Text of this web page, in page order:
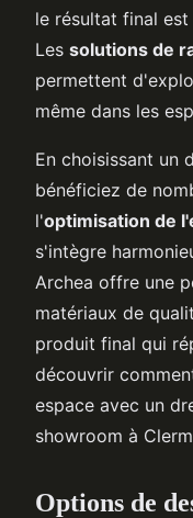
le résultat final
Les solutions de
permettent
même dans les
En choisissant un
bénéficiez de
l'optimisation de
s'intègre
Archea offre une
matériaux de
produit final qui
découvrir
espace avec un
showroom à
Options de